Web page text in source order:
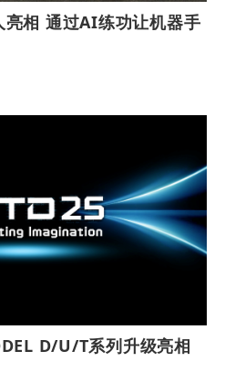
相 通过AI练功让机器手
D/U/T系列升级亮相